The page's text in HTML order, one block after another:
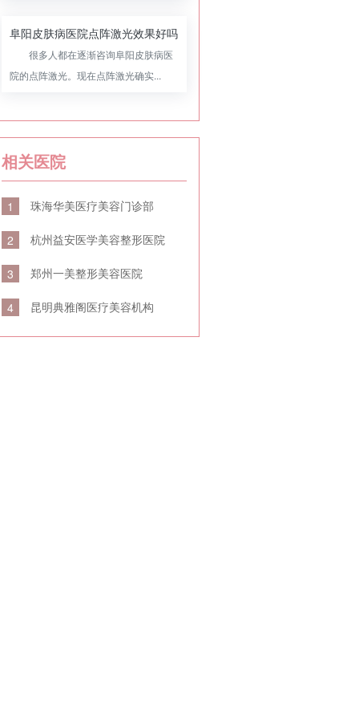
阜阳皮肤病医院点阵激光效果好吗
很多人都在逐渐咨询阜阳皮肤病医
院的点阵激光。现在点阵激光确实...
相关医院
1 珠海华美医疗美容门诊部
2 杭州益安医学美容整形医院
3 郑州一美整形美容医院
4 昆明典雅阁医疗美容机构